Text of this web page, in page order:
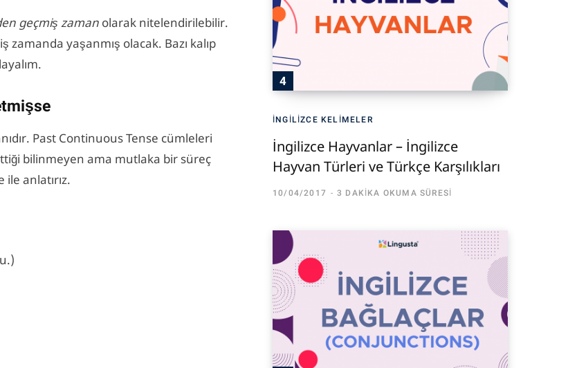
geçmiş zaman olarak nitelendirilebilir.
yaşanmış olacak. Bazı kalıp
Past Continuous Tense cümleleri
bilinmeyen ama mutlaka bir süreç
anlatırız.
İNGILIZCE KELIMELER
İngilizce Hayvanlar – İngilizce
Hayvan Türleri ve Türkçe Karşılıkları
10/04/2017 3 DAKIKA OKUMA SÜRESI